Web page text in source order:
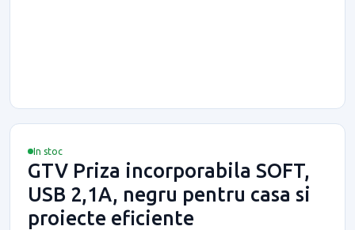
In stoc
GTV Priza incorporabila SOFT,
USB 2,1A, negru pentru casa si
proiecte eficiente